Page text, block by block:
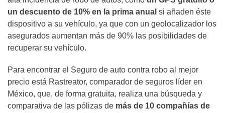
un descuento de 10% en la prima anual si añaden éste
dispositivo a su vehículo, ya que con un geolocalizador los
asegurados aumentan más de 90% las posibilidades de
recuperar su vehículo.
Para encontrar el Seguro de auto contra robo al mejor
precio está Rastreator, comparador de seguros líder en
México, que, de forma gratuita, realiza una búsqueda y
comparativa de las pólizas de más de 10 compañías de